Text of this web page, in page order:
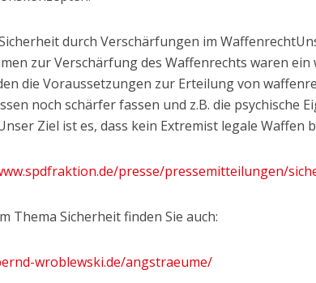
durch Verschärfungen im
zur Verschärfung des Waffenrechts waren ein
die Voraussetzungen zur Erteilung von
noch schärfer fassen und z.B. die psychische
Ziel ist es, dass kein Extremist legale Waffen
presse/pressemitteilungen/
Thema Sicherheit finden Sie auch:
wroblewski.de/angstraeume/